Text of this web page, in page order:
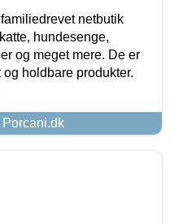
netbutik
hundesenge,
og meget mere. De er
holdbare produkter.